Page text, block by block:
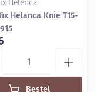
Helenca
Helanca Knie T15-
Bestel